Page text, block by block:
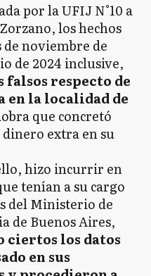
por la UFIJ N°10 a
los hechos
de noviembre de
de 2024 inclusive,
falsos respecto de
en la localidad de
que concretó
extra en su
hizo incurrir en
tenían a su cargo
del Ministerio de
de Buenos Aires,
ciertos los datos
en sus